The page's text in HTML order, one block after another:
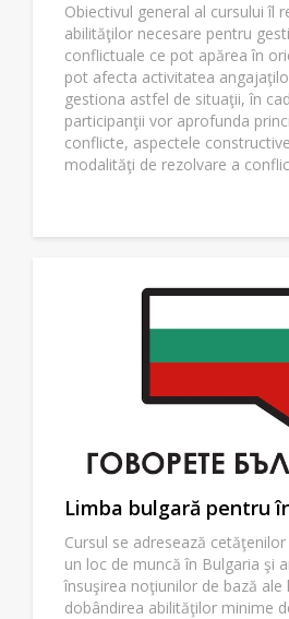
Obiectivul general al cursului îl
abilităţilor necesare pentru
conflictuale ce pot apărea în
pot afecta activitatea
gestiona astfel de situaţii, în
participanţii vor aprofunda
conflicte, aspectele
modalităţi de rezolvare a
Limba bulgară pentru
Cursul se adresează
un loc de muncă în Bulgaria şi
însuşirea noţiunilor de bază ale
dobândirea abilităţilor minime